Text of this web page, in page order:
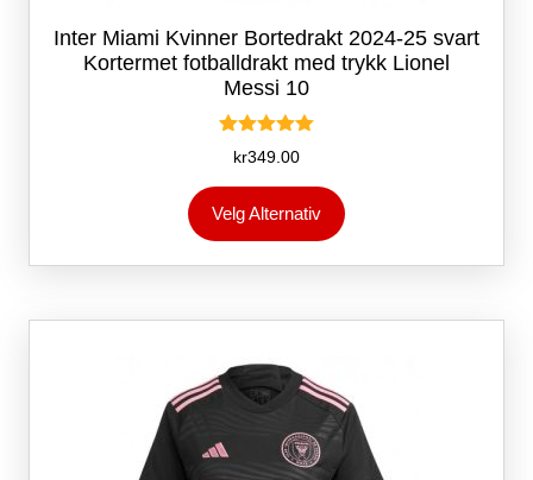
Inter Miami Kvinner Bortedrakt 2024-25 svart
Kortermet fotballdrakt med trykk Lionel
Messi 10
Vurdert
5.00
av 5
kr349.00
Velg Alternativ
produktet
flere
Alternativene
på
produktsiden